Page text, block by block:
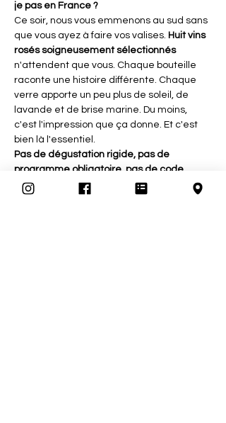
je pas en France ?
Ce soir, nous vous emmenons au sud sans
que vous ayez à faire vos valises. Huit vins
rosés soigneusement sélectionnés
n'attendent que vous. Chaque bouteille
raconte une histoire différente. Chaque
verre apporte un peu plus de soleil, de
lavande et de brise marine. Du moins,
c'est l'impression que ça donne. Et c'est
bien là l'essentiel.
Pas de dégustation rigide, pas de
programme obligatoire, pas de code
vestimentaire.